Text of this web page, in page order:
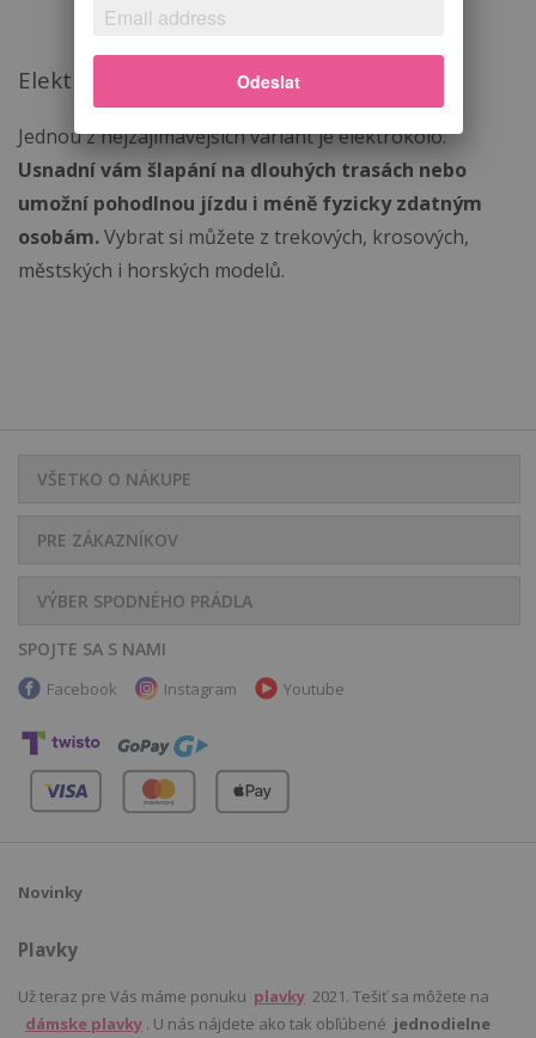
Elektrokolo
Jednou z nejzajímavějších variant je elektrokolo.
Usnadní vám šlapání na dlouhých trasách nebo
umožní pohodlnou jízdu i méně fyzicky zdatným
osobám.Vybrat si můžete z trekových, krosových,
městských i horských modelů.
VŠETKO O NÁKUPE
PRE ZÁKAZNÍKOV
VÝBER SPODNÉHO PRÁDLA
SPOJTE SA S NAMI
Facebook Instagram Youtube
Novinky
Plavky
Už teraz pre Vás máme ponuku plavky 2021. Tešiť sa môžete na
dámske plavky . U nás nájdete ako tak obľúbené jednodielne
Odeslat